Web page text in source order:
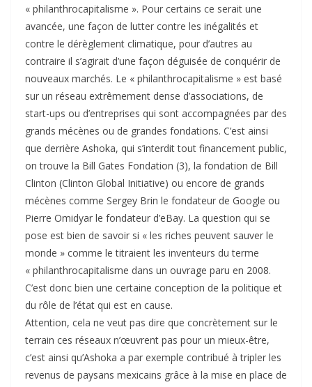
« philanthrocapitalisme ». Pour certains ce serait une
avancée, une façon de lutter contre les inégalités et
contre le dérèglement climatique, pour d’autres au
contraire il s’agirait d’une façon déguisée de conquérir de
nouveaux marchés. Le « philanthrocapitalisme » est basé
sur un réseau extrêmement dense d’associations, de
start-ups ou d’entreprises qui sont accompagnées par des
grands mécènes ou de grandes fondations. C’est ainsi
que derrière Ashoka, qui s’interdit tout financement public,
on trouve la Bill Gates Fondation (3), la fondation de Bill
Clinton (Clinton Global Initiative) ou encore de grands
mécènes comme Sergey Brin le fondateur de Google ou
Pierre Omidyar le fondateur d’eBay. La question qui se
pose est bien de savoir si « les riches peuvent sauver le
monde » comme le titraient les inventeurs du terme
« philanthrocapitalisme dans un ouvrage paru en 2008.
C’est donc bien une certaine conception de la politique et
du rôle de l’état qui est en cause.
Attention, cela ne veut pas dire que concrètement sur le
terrain ces réseaux n’œuvrent pas pour un mieux-être,
c’est ainsi qu’Ashoka a par exemple contribué à tripler les
revenus de paysans mexicains grâce à la mise en place de